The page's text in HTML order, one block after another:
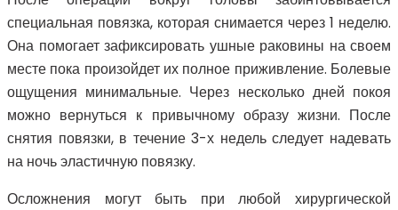
специальная повязка, которая снимается через 1 неделю.
Она помогает зафиксировать ушные раковины на своем
месте пока произойдет их полное приживление. Болевые
ощущения минимальные. Через несколько дней покоя
можно вернуться к привычному образу жизни. После
снятия повязки, в течение 3-х недель следует надевать
на ночь эластичную повязку.
Осложнения могут быть при любой хирургической